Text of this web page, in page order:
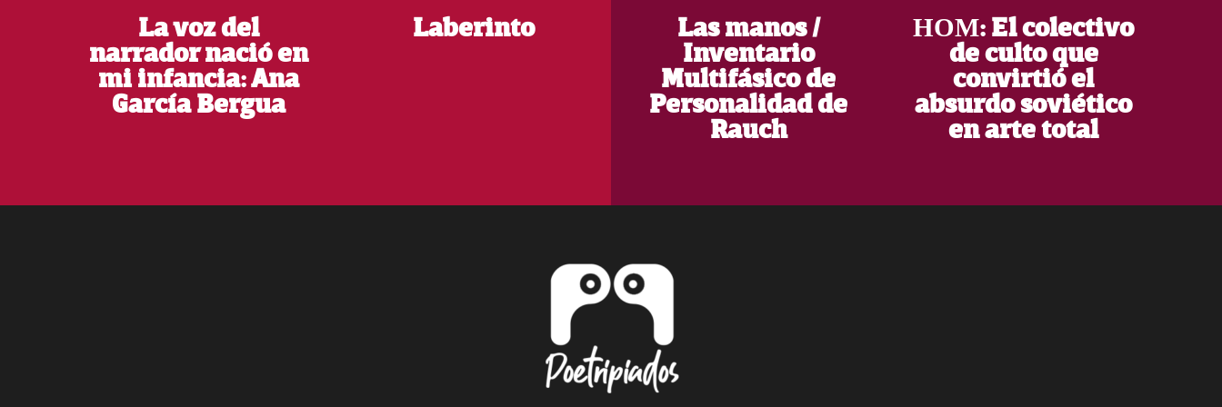
La voz del
narrador nació en
mi infancia: Ana
García Bergua
Laberinto Las manos /
Inventario
Multifásico de
Personalidad de
Rauch
НОМ: El colectivo
de culto que
convirtió el
absurdo soviético
en arte total